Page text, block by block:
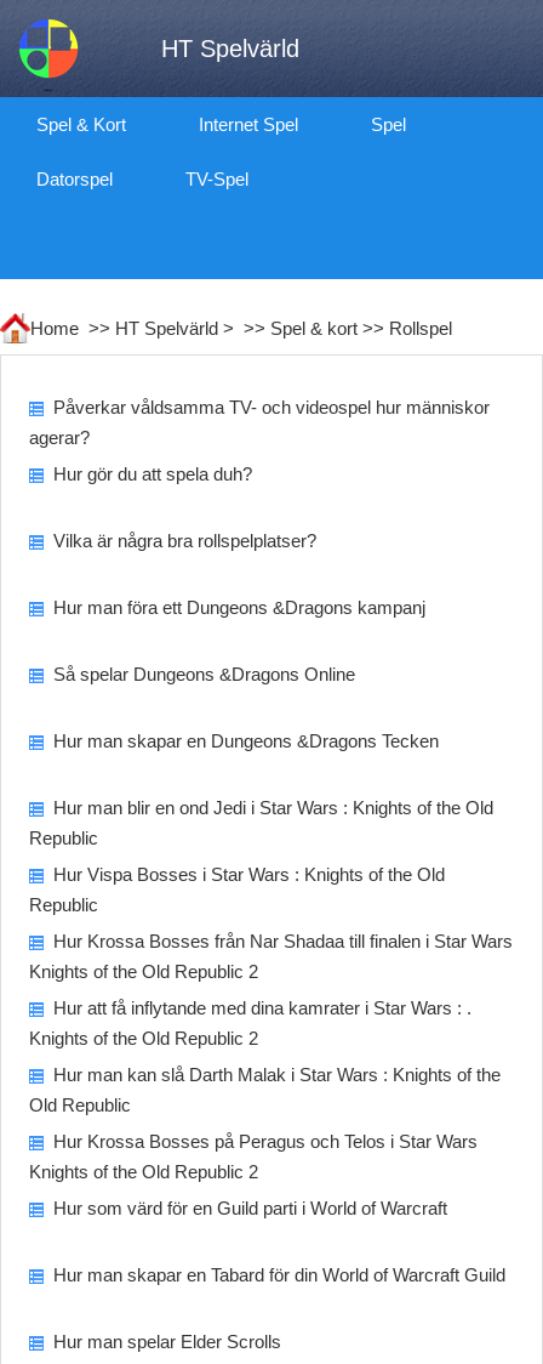
HT Spelvärld
Spel & Kort Internet Spel Spel
Datorspel TV-Spel
Home >> HT Spelvärld > >> Spel & kort >> Rollspel
Påverkar våldsamma TV- och videospel hur människor
agerar?
Hur gör du att spela duh?
Vilka är några bra rollspelplatser?
Hur man föra ett Dungeons &Dragons kampanj
Så spelar Dungeons &Dragons Online
Hur man skapar en Dungeons &Dragons Tecken
Hur man blir en ond Jedi i Star Wars : Knights of the Old
Republic
Hur Vispa Bosses i Star Wars : Knights of the Old
Republic
Hur Krossa Bosses från Nar Shadaa till finalen i Star Wars
Knights of the Old Republic 2
Hur att få inflytande med dina kamrater i Star Wars : .
Knights of the Old Republic 2
Hur man kan slå Darth Malak i Star Wars : Knights of the
Old Republic
Hur Krossa Bosses på Peragus och Telos i Star Wars
Knights of the Old Republic 2
Hur som värd för en Guild parti i World of Warcraft
Hur man skapar en Tabard för din World of Warcraft Guild
Hur man spelar Elder Scrolls